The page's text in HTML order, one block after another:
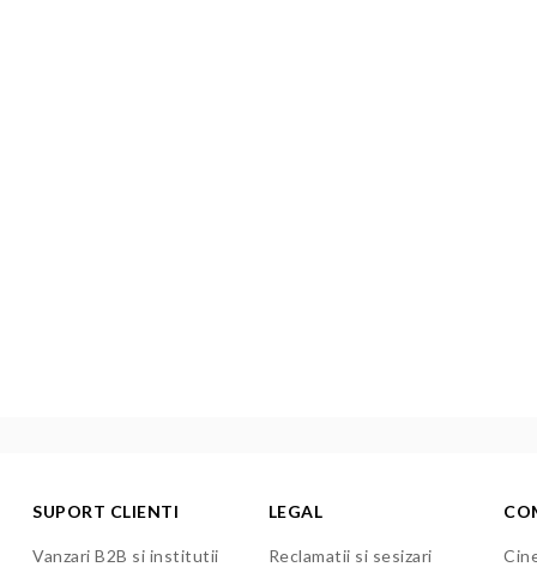
SUPORT CLIENTI
Vanzari B2B si institutii
LEGAL
Reclamatii si sesizari